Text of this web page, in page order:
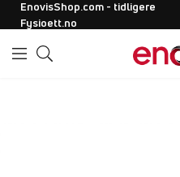
EnovisShop.com - tidligere
Fysioett.no